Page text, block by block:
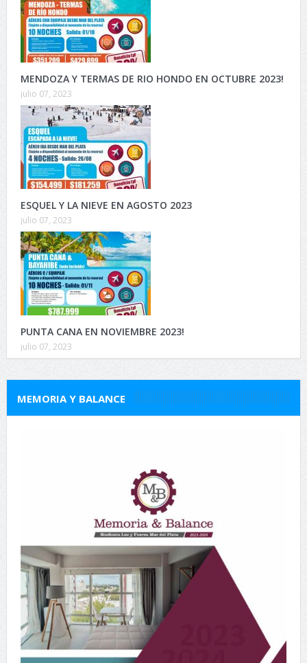
MENDOZA Y TERMAS DE RIO HONDO EN OCTUBRE 2023!
julio 07, 2023
ESQUEL Y LA NIEVE EN AGOSTO 2023
julio 07, 2023
PUNTA CANA EN NOVIEMBRE 2023!
julio 07, 2023
MEMORIA Y BALANCE